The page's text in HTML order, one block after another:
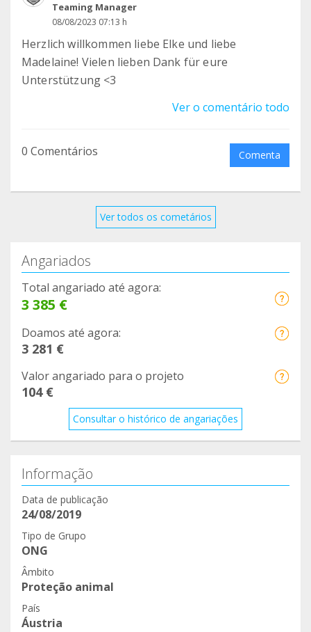
Teaming Manager
08/08/2023 07:13 h
Herzlich willkommen liebe Elke und liebe
Madelaine! Vielen lieben Dank für eure
Unterstützung <3
Ver o comentário todo
0 Comentários Comenta
Ver todos os cometários
Angariados
Total angariado até agora:
3 385 €
Doamos até agora:
3 281 €
Valor angariado para o projeto
104 €
Consultar o histórico de angariações
Informação
Data de publicação
24/08/2019
Tipo de Grupo
ONG
Âmbito
Proteção animal
País
Áustria